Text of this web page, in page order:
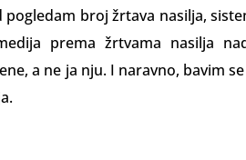
pogle­dam broj žrtava nasilja,
prema žrtvama nasilja
a ne ja nju. I naravno, bavim